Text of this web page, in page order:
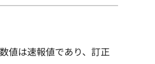
値は速報値であり、訂正